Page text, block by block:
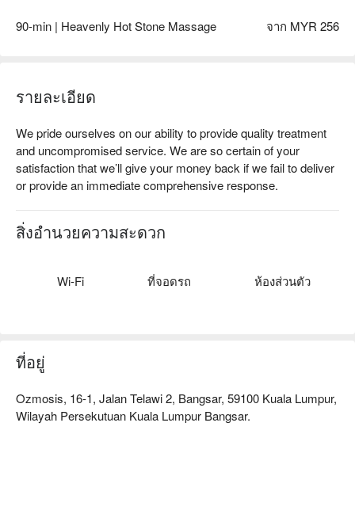
90-min | Heavenly Hot Stone Massage จาก MYR 256
รายละเอียด
We pride ourselves on our ability to provide quality treatment
and uncompromised service. We are so certain of your
satisfaction that we’ll give your money back if we fail to deliver
or provide an immediate comprehensive response.
สิ่งอำนวยความสะดวก
Wi-Fi ที่จอดรถ ห้องส่วนตัว
ที่อยู่
Ozmosis, 16-1, Jalan Telawi 2, Bangsar, 59100 Kuala Lumpur,
Wilayah Persekutuan Kuala Lumpur Bangsar.